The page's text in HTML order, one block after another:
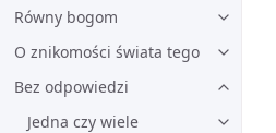
Równy bogom
O znikomości świata tego
Bez odpowiedzi
Jedna czy wiele